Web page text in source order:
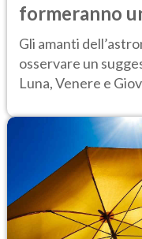
formeranno
luminoso:
Gli amanti
osservare un
Luna, Venere e